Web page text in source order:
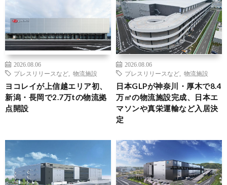
2026.08.06
プレスリリースなど
物流施設
ヨコレイが上信越エリア初、
新潟・長岡で2.7万tの物流拠
点開設
2026.08.06
プレスリリースなど
物流施設
日本GLPが神奈川・厚木で8.4
万㎡の物流施設完成、日本エ
マソンや真栄運輸など入居決
定